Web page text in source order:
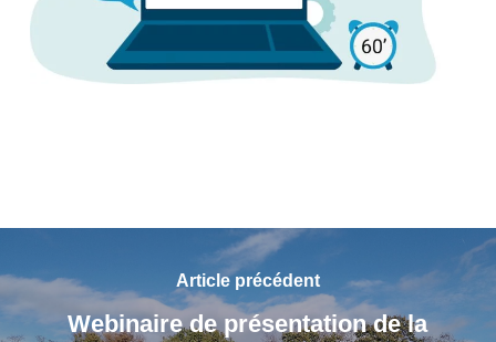
Article précédent
Webinaire de présentation de la